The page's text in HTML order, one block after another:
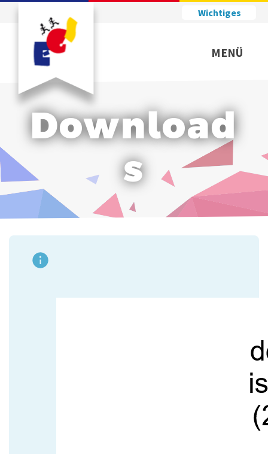
Wichtiges
MENÜ
Download
s